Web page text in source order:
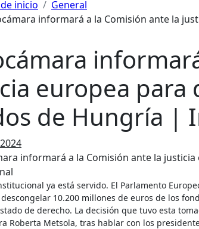
inicio
General
informará a la Comisión ante la
europea para
de Hungría |
10.200 millones de euros de los
de derecho. La decisión que tuvo esta
Roberta Metsola, tras hablar con los